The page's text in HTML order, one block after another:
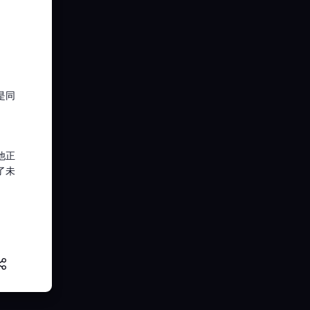
同
正
未